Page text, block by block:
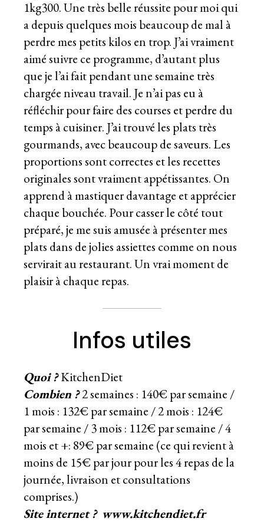
1kg300. Une très belle réussite pour moi qui
a depuis quelques mois beaucoup de mal à
perdre mes petits kilos en trop. J’ai vraiment
aimé suivre ce programme, d’autant plus
que je l’ai fait pendant une semaine très
chargée niveau travail. Je n’ai pas eu à
réfléchir pour faire des courses et perdre du
temps à cuisiner. J’ai trouvé les plats très
gourmands, avec beaucoup de saveurs. Les
proportions sont correctes et les recettes
originales sont vraiment appétissantes. On
apprend à mastiquer davantage et apprécier
chaque bouchée. Pour casser le côté tout
préparé, je me suis amusée à présenter mes
plats dans de jolies assiettes comme on nous
servirait au restaurant. Un vrai moment de
plaisir à chaque repas.
Infos utiles
Quoi ?KitchenDiet
Combien ?2 semaines : 140€ par semaine /
1 mois : 132€ par semaine / 2 mois : 124€
par semaine / 3 mois : 112€ par semaine / 4
mois et +: 89€ par semaine (ce qui revient à
moins de 15€ par jour pour les 4 repas de la
journée, livraison et consultations
comprises.)
Site internet ? www.kitchendiet.fr